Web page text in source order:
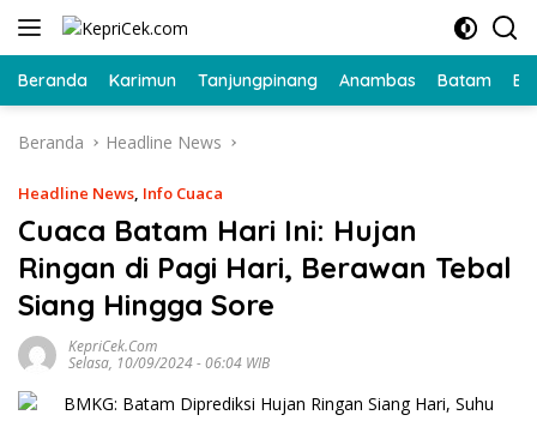
Langsung
Beranda Karimun Tanjungpinang Anambas Batam
Beranda Headline News
Headline News, Info Cuaca
Cuaca Batam Hari Ini: Hujan
Ringan di Pagi Hari, Berawan Tebal
Siang Hingga Sore
KepriCek.com
Selasa, 10/09/2024 - 06:04 WIB